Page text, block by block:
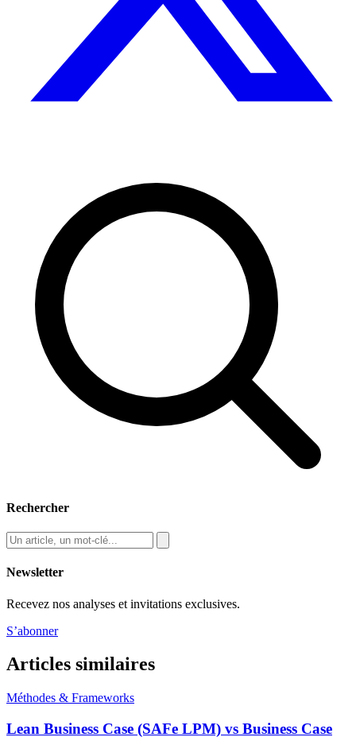
Rechercher
Newsletter
Recevez nos analyses et invitations exclusives.
S’abonner
Articles similaires
Méthodes & Frameworks
Lean Business Case (SAFe LPM) vs Business Case